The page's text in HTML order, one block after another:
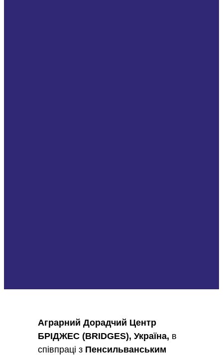
Аграрний Дорадчий Центр
БРІДЖЕС (BRIDGES), Україна, в
співпраці з Пенсильванським